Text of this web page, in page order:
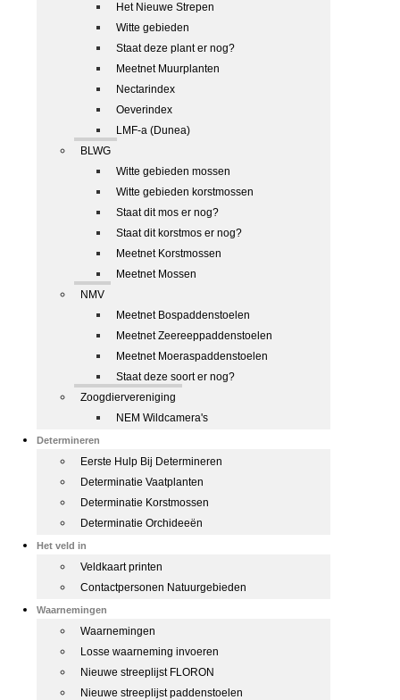
Het Nieuwe Strepen
Witte gebieden
Staat deze plant er nog?
Meetnet Muurplanten
Nectarindex
Oeverindex
LMF-a (Dunea)
BLWG
Witte gebieden mossen
Witte gebieden korstmossen
Staat dit mos er nog?
Staat dit korstmos er nog?
Meetnet Korstmossen
Meetnet Mossen
NMV
Meetnet Bospaddenstoelen
Meetnet Zeereeppaddenstoelen
Meetnet Moeraspaddenstoelen
Staat deze soort er nog?
Zoogdiervereniging
NEM Wildcamera's
Determineren
Eerste Hulp Bij Determineren
Determinatie Vaatplanten
Determinatie Korstmossen
Determinatie Orchideeën
Het veld in
Veldkaart printen
Contactpersonen Natuurgebieden
Waarnemingen
Waarnemingen
Losse waarneming invoeren
Nieuwe streeplijst FLORON
Nieuwe streeplijst paddenstoelen